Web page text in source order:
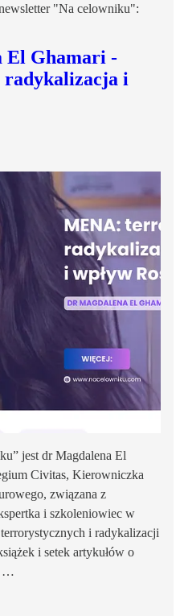
"Na celowniku":
El Ghamari -
i
jest dr Magdalena El
Civitas, Kierowniczka
związana z
i szkoleniowiec w
i radykalizacji
i setek artykułów o
…